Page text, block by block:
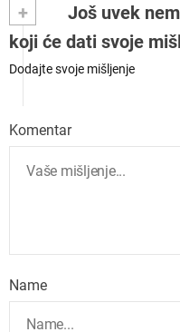
+
Još uvek
koji će dati svoje
Dodajte svoje mišljenje
Komentar
Name